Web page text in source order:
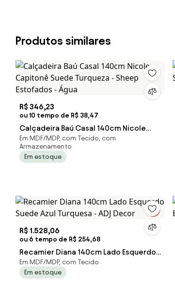
Produtos similares
R$ 346,23
ou 10 tempo de R$ 38,47
Calçadeira Baú Casal 140cm Nicole
Capitonê Suede Turqueza - Sheep
Estofados - Água
Em MDF/MDP, com Tecido, com
Armazenamento
Em estoque
R$ 1.528,06
ou 6 tempo de R$ 254,68
Recamier Diana 140cm Lado Esquerdo
Suede Azul Turquesa - ADJ Decor
Em MDF/MDP, com Tecido
Em estoque